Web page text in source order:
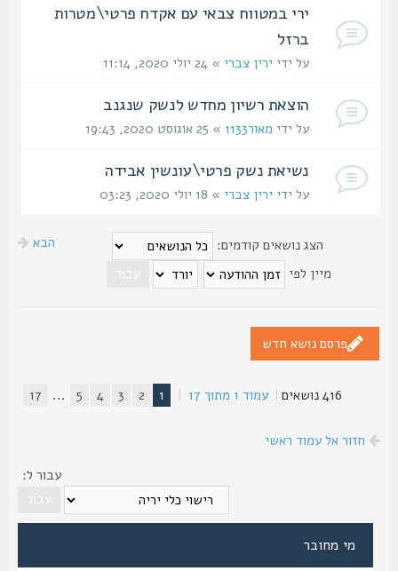
ירי במטווח צבאי עם אקדח פרטי\מטרות
ברזל
על ידיירין צברי » 24 יולי 2020, 11:14
הוצאת רשיון מחדש לנשק שנגנב
על ידימאור1133 » 25 אוגוסט 2020, 19:43
נשיאת נשק פרטי\עונשין אבידה
על ידיירין צברי » 18 יולי 2020, 03:23
הצג נושאים קודמים:
מיין לפי
פרסם נושא חדש
| עמוד1מתוך17
|
1
5
...
17
חזור אל עמוד ראשי
עבור ל:
מי מחובר